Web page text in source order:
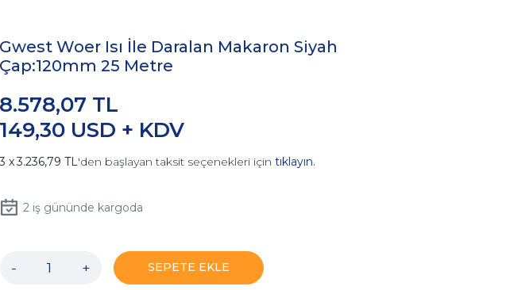
Gwest Woer Isı İle Daralan Makaron Siyah
Çap:120mm 25 Metre
149,30 USD + KDV
8.578,07 TL
3.236,79 TL'den başlayan taksit seçenekleri için tıklayın.
2iş gününde kargoda
- + SEPETE EKLE